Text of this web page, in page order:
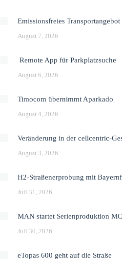
Emissionsfreies
August 7, 2026
Remote App für Parkplatzsuche
August 6, 2026
Timocom übernimmt Aparkado
August 4, 2026
Veränderung in der cellcentric-
August 3, 2026
H2-Straßenerprobung mit
Juli 31, 2026
MAN startet Serienproduktion
Juli 30, 2026
eTopas 600 geht auf die Straße